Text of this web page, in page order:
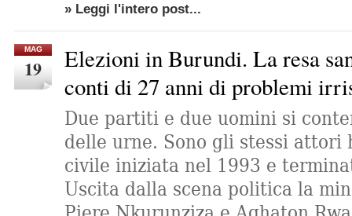
» Leggi l'intero post...
MAG
19
Elezioni in Burundi. La resa
conti di 27 anni di problemi
Due partiti e due uomini si
delle urne. Sono gli stessi attori
civile iniziata nel 1993 e
Uscita dalla scena politica la